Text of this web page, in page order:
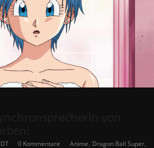
DT 0 Kommentare Anime, Dragon Ball Super,